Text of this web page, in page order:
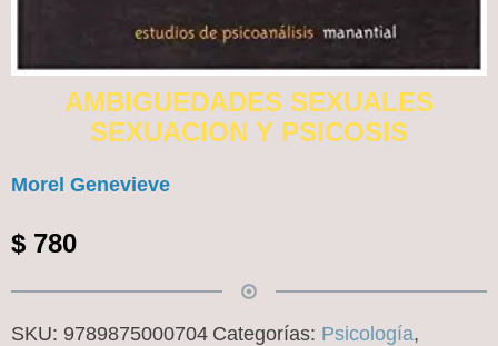
AMBIGUEDADES SEXUALES
SEXUACION Y PSICOSIS
Morel Genevieve
$ 780
SKU: 9789875000704 Categorías: Psicología,